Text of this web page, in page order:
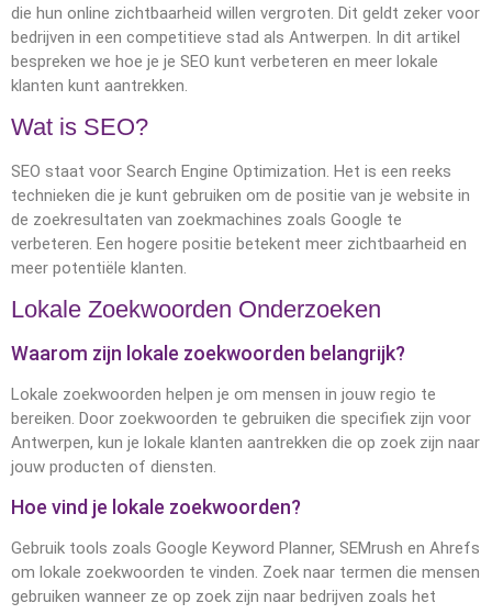
die hun online zichtbaarheid willen vergroten. Dit geldt zeker voor
bedrijven in een competitieve stad als Antwerpen. In dit artikel
bespreken we hoe je je SEO kunt verbeteren en meer lokale
klanten kunt aantrekken.
Wat is SEO?
SEO staat voor Search Engine Optimization. Het is een reeks
technieken die je kunt gebruiken om de positie van je website in
de zoekresultaten van zoekmachines zoals Google te
verbeteren. Een hogere positie betekent meer zichtbaarheid en
meer potentiële klanten.
Lokale Zoekwoorden Onderzoeken
Waarom zijn lokale zoekwoorden belangrijk?
Lokale zoekwoorden helpen je om mensen in jouw regio te
bereiken. Door zoekwoorden te gebruiken die specifiek zijn voor
Antwerpen, kun je lokale klanten aantrekken die op zoek zijn naar
jouw producten of diensten.
Hoe vind je lokale zoekwoorden?
Gebruik tools zoals Google Keyword Planner, SEMrush en Ahrefs
om lokale zoekwoorden te vinden. Zoek naar termen die mensen
gebruiken wanneer ze op zoek zijn naar bedrijven zoals het